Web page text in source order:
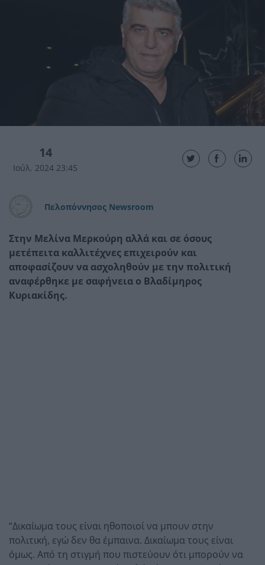
14
Ιούλ. 2024 23:45
Πελοπόννησος Newsroom
Στην Μελίνα Μερκούρη αλλά και σε όσους
μετέπειτα καλλιτέχνες επιχειρούν και
αποφασίζουν να ασχοληθούν με την πολιτική
αναφέρθηκε με σαφήνεια ο Βλαδίμηρος
Κυριακίδης.
“Δικαίωμα τους είναι ηθοποιοί να μπουν στην
πολιτική, εγώ δεν θα έμπαινα. Δικαίωμα τους είναι
όμως. Από τη στιγμή που πιστεύουν ότι μπορούν να